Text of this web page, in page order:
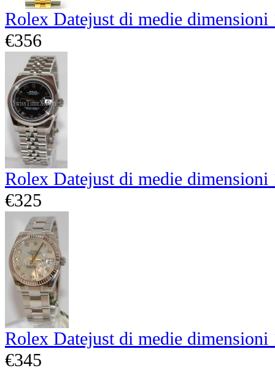
Rolex Datejust di medie dimensioni
€356
Rolex Datejust di medie dimensioni
€325
Rolex Datejust di medie dimensioni
€345